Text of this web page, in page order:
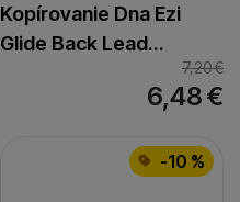
Kopírovanie Dna Ezi
Glide Back Lead…
7,20€
6,48€
-10 %